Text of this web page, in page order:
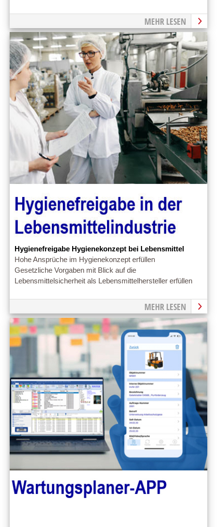
MEHR LESEN
Hygienefreigabe Hygienekonzept bei Lebensmittel
Hohe Ansprüche im Hygienekonzept erfüllen
Gesetzliche Vorgaben mit Blick auf die
Lebensmittelsicherheit als Lebensmittelhersteller erfüllen
MEHR LESEN